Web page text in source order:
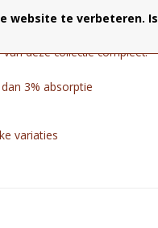
en heeft een speciale
die elke mok uniek
deze collectie compleet.
3% absorptie
variaties
website te verbeteren.